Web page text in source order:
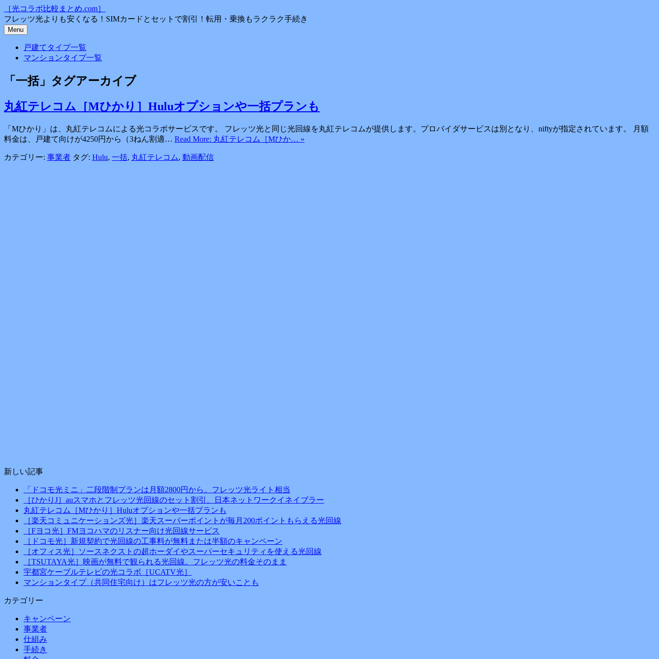
コ
ン
テ
キ
プ
［光コラボ比較まとめ.com］
フレッツ光よりも安くなる！SIMカードとセットで割引！転用・乗換もラクラク手続き
Menu
戸建てタイプ一覧
マンションタイプ一覧
「 一括」タグアーカイブ
丸紅テレコム［Mひかり］Huluオプションや一括プランも
「Mひかり」は、丸紅テレコムによる光コラボサービスです。 フレッツ光と同じ光回線を丸紅テレコムが提供します。プロバイダサービスは別となり、niftyが指定されています。 月額
料金は、戸建て向けが4250円から（3ねん割適… Read More: 丸紅テレコム［Mひか… »
カテゴリー: 事業者 タグ: Hulu, 一括, 丸紅テレコム, 動画配信
新しい記事
「ドコモ光ミニ」二段階制プランは月額2800円から。フレッツ光ライト相当
［ひかりJ］auスマホとフレッツ光回線のセット割引、日本ネットワークイネイブラー
丸紅テレコム［Mひかり］Huluオプションや一括プランも
［楽天コミュニケーションズ光］楽天スーパーポイントが毎月200ポイントもらえる光回線
［Fヨコ光］FMヨコハマのリスナー向け光回線サービス
［ドコモ光］新規契約で光回線の工事料が無料または半額のキャンペーン
［オフィス光］ソースネクストの超ホーダイやスーパーセキュリティを使える光回線
［TSUTAYA光］映画が無料で観られる光回線。フレッツ光の料金そのまま
宇都宮ケーブルテレビの光コラボ［UCATV光］
マンションタイプ（共同住宅向け）はフレッツ光の方が安いことも
カテゴリー
キャンペーン
事業者
仕組み
手続き